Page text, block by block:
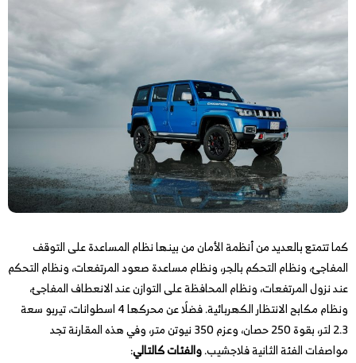
كما تتمتع بالعديد من أنظمة الأمان من بينها نظام المساعدة على التوقف
المفاجئ، ونظام التحكم بالجر، ونظام مساعدة صعود المرتفعات، ونظام التحكم
عند نزول المرتفعات، ونظام المحافظة على التوازن عند الانعطاف المفاجئ،
ونظام مكابح الانتظار الكهربائية. فضلًا عن محركها 4 اسطوانات، تيربو سعة
2.3 لتر، بقوة 250 حصان، وعزم 350 نيوتن متر، وفي هذه المقارنة تجد
مواصفات الفئة الثانية فلاجشيب.والفئات كالتالي: